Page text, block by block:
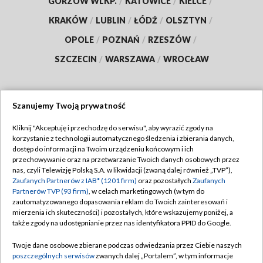
KRAKÓW / LUBLIN / ŁÓDŹ / OLSZTYN /
OPOLE / POZNAŃ / RZESZÓW /
SZCZECIN / WARSZAWA / WROCŁAW
TVP
Abonament TVP
Emisja w TVP
Centrum informacji TVP
Naziemna Telewizja Cyfrowa
Rada Programowa
Regulamin TVP
Polityka prywatności
Moje zgody
Pomoc
Kontakt
Szanujemy Twoją prywatność
Kliknij "Akceptuję i przechodzę do serwisu", aby wyrazić zgody na
korzystanie z technologii automatycznego śledzenia i zbierania danych,
dostęp do informacji na Twoim urządzeniu końcowym i ich
przechowywanie oraz na przetwarzanie Twoich danych osobowych przez
nas, czyli Telewizję Polską S.A. w likwidacji (zwaną dalej również „TVP”),
Zaufanych Partnerów z IAB* (1201 firm) oraz pozostałych Zaufanych
Partnerów TVP (93 firm), w celach marketingowych (w tym do
zautomatyzowanego dopasowania reklam do Twoich zainteresowań i
mierzenia ich skuteczności) i pozostałych, które wskazujemy poniżej, a
także zgody na udostępnianie przez nas identyfikatora PPID do Google.
Twoje dane osobowe zbierane podczas odwiedzania przez Ciebie naszych
poszczególnych serwisówzwanych dalej „Portalem”, w tym informacje